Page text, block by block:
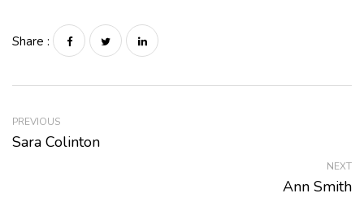
Share :
PREVIOUS
Sara Colinton
NEXT
Ann Smith